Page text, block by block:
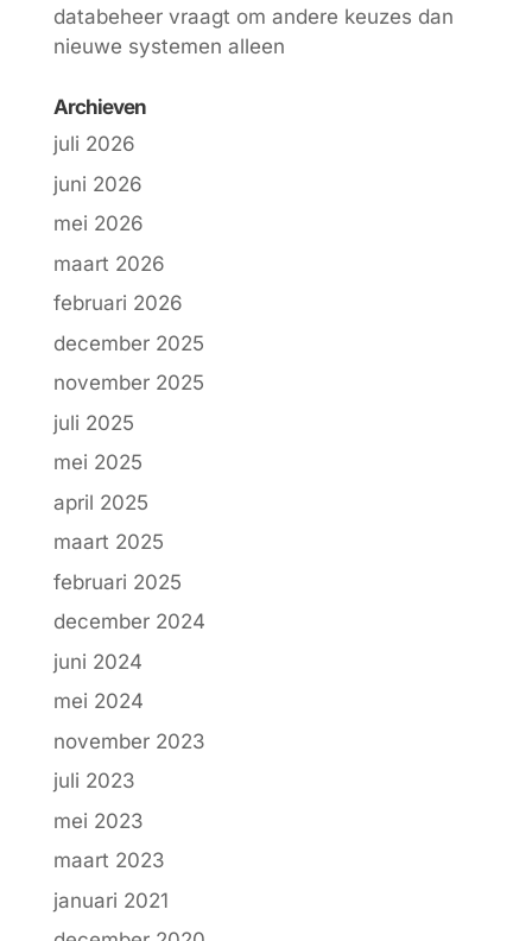
databeheer vraagt om andere keuzes dan
nieuwe systemen alleen
Archieven
juli 2026
juni 2026
mei 2026
maart 2026
februari 2026
december 2025
november 2025
juli 2025
mei 2025
april 2025
maart 2025
februari 2025
december 2024
juni 2024
mei 2024
november 2023
juli 2023
mei 2023
maart 2023
januari 2021